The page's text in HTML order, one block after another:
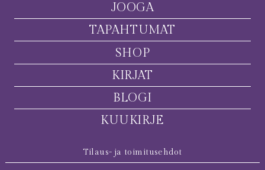
JOOGA
TAPAHTUMAT
SHOP
KIRJAT
BLOGI
KUUKIRJE
Tilaus- ja toimitusehdot